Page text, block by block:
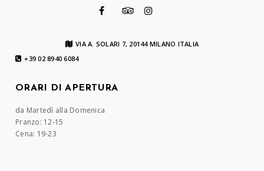
VIA A. SOLARI 7, 20144 MILANO ITALIA
+39 02 8940 6084
ORARI DI APERTURA
da Martedì alla Domenica
Pranzo: 12-15
Cena: 19-23